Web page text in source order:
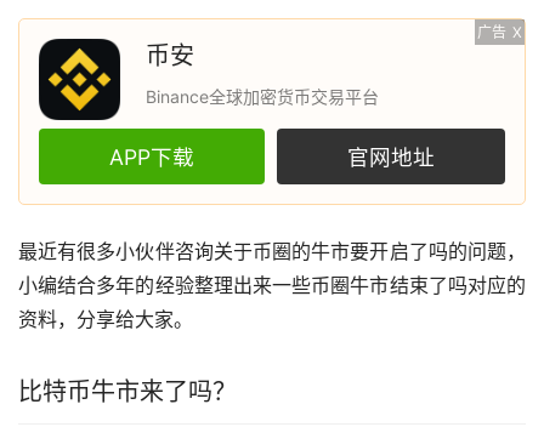
广告 X
币安
Binance全球加密货币交易平台
APP下载 官网地址
最近有很多小伙伴咨询关于币圈的牛市要开启了吗的问题，
小编结合多年的经验整理出来一些币圈牛市结束了吗对应的
资料，分享给大家。
比特币牛市来了吗？